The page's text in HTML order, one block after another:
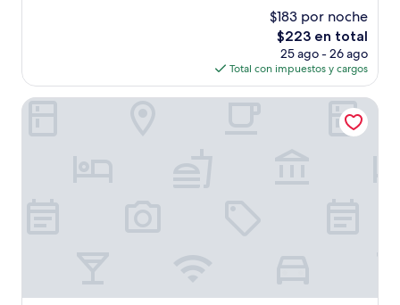
$183 por noche
El
precio
actual
es
de
$223 en total
25 ago - 26 ago
Total con impuestos y cargos
Aparthotel Napols